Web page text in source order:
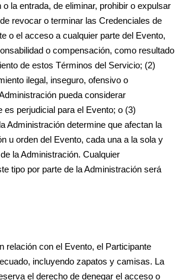
la entrada, de eliminar, prohibir o expulsar
revocar o terminar las Credenciales de
o el acceso a cualquier parte del Evento,
o compensación, como resultado
de estos Términos del Servicio; (2)
ilegal, inseguro, ofensivo o
pueda considerar
es perjudicial para el Evento; o (3)
Administración determine que afectan la
u orden del Evento, cada una a la sola y
la Administración. Cualquier
tipo por parte de la Administración será
relación con el Evento, el Participante
incluyendo zapatos y camisas. La
el derecho de denegar el acceso o